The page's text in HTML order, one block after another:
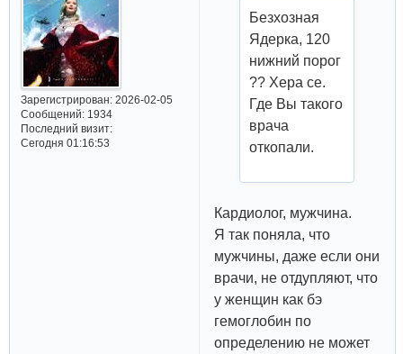
Зарегистрирован: 2026-02-05
Сообщений:1934
Последний визит:
Сегодня 01:16:53
Безхозная
Ядерка, 120
нижний порог
?? Хера се.
Где Вы такого
врача
откопали.
Кардиолог, мужчина.
Я так поняла, что
мужчины, даже если они
врачи, не отдупляют, что
у женщин как бэ
гемоглобин по
определению не может